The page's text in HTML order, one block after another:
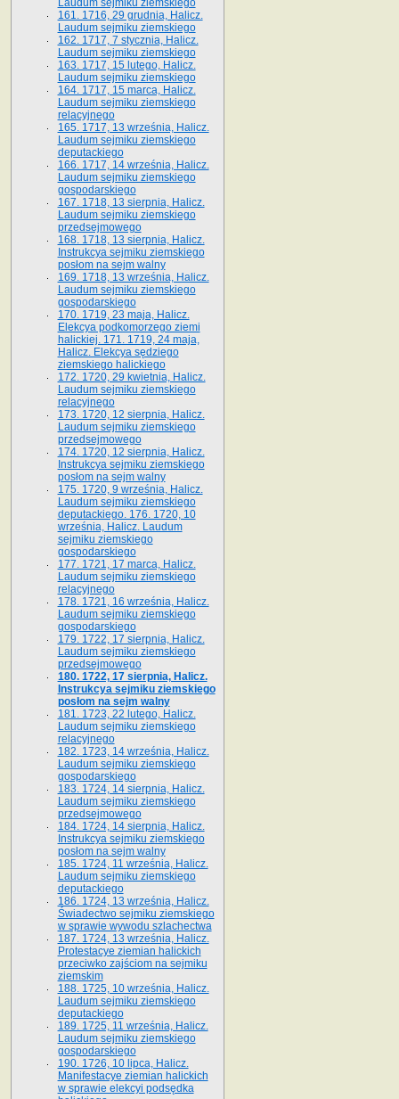
Laudum sejmiku ziemskiego
161. 1716, 29 grudnia, Halicz.
Laudum sejmiku ziemskiego
162. 1717, 7 stycznia, Halicz.
Laudum sejmiku ziemskiego
163. 1717, 15 lutego, Halicz.
Laudum sejmiku ziemskiego
164. 1717, 15 marca, Halicz.
Laudum sejmiku ziemskiego
relacyjnego
165. 1717, 13 września, Halicz.
Laudum sejmiku ziemskiego
deputackiego
166. 1717, 14 września, Halicz.
Laudum sejmiku ziemskiego
gospodarskiego
167. 1718, 13 sierpnia, Halicz.
Laudum sejmiku ziemskiego
przedsejmowego
168. 1718, 13 sierpnia, Halicz.
Instrukcya sejmiku ziemskiego
posłom na sejm walny
169. 1718, 13 września, Halicz.
Laudum sejmiku ziemskiego
gospodarskiego
170. 1719, 23 maja, Halicz.
Elekcya podkomorzego ziemi
halickiej. 171. 1719, 24 maja,
Halicz. Elekcya sędziego
ziemskiego halickiego
172. 1720, 29 kwietnia, Halicz.
Laudum sejmiku ziemskiego
relacyjnego
173. 1720, 12 sierpnia, Halicz.
Laudum sejmiku ziemskiego
przedsejmowego
174. 1720, 12 sierpnia, Halicz.
Instrukcya sejmiku ziemskiego
posłom na sejm walny
175. 1720, 9 września, Halicz.
Laudum sejmiku ziemskiego
deputackiego. 176. 1720, 10
września, Halicz. Laudum
sejmiku ziemskiego
gospodarskiego
177. 1721, 17 marca, Halicz.
Laudum sejmiku ziemskiego
relacyjnego
178. 1721, 16 września, Halicz.
Laudum sejmiku ziemskiego
gospodarskiego
179. 1722, 17 sierpnia, Halicz.
Laudum sejmiku ziemskiego
przedsejmowego
180. 1722, 17 sierpnia, Halicz.
Instrukcya sejmiku ziemskiego
posłom na sejm walny
181. 1723, 22 lutego, Halicz.
Laudum sejmiku ziemskiego
relacyjnego
182. 1723, 14 września, Halicz.
Laudum sejmiku ziemskiego
gospodarskiego
183. 1724, 14 sierpnia, Halicz.
Laudum sejmiku ziemskiego
przedsejmowego
184. 1724, 14 sierpnia, Halicz.
Instrukcya sejmiku ziemskiego
posłom na sejm walny
185. 1724, 11 września, Halicz.
Laudum sejmiku ziemskiego
deputackiego
186. 1724, 13 września, Halicz.
Świadectwo sejmiku ziemskiego
w sprawie wywodu szlachectwa
187. 1724, 13 września, Halicz.
Protestacye ziemian halickich
przeciwko zajściom na sejmiku
ziemskim
188. 1725, 10 września, Halicz.
Laudum sejmiku ziemskiego
deputackiego
189. 1725, 11 września, Halicz.
Laudum sejmiku ziemskiego
gospodarskiego
190. 1726, 10 lipca, Halicz.
Manifestacye ziemian halickich
w sprawie elekcyi podsędka